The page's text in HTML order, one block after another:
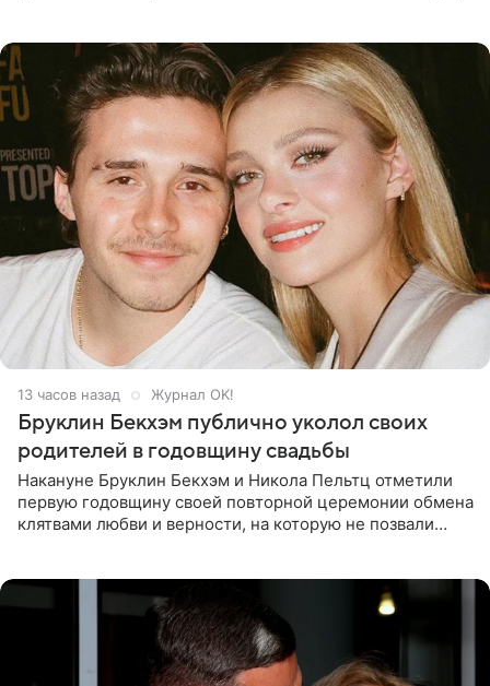
13 часов назад Журнал OK!
Бруклин Бекхэм публично уколол своих
родителей в годовщину свадьбы
Накануне Бруклин Бекхэм и Никола Пельтц отметили
первую годовщину своей повторной церемонии обмена
клятвами любви и верности, на которую не позвали